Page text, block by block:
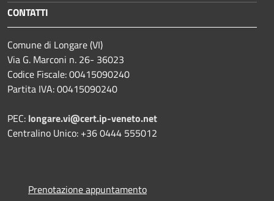
CONTATTI
Comune di Longare (VI)
Via G. Marconi n. 26- 36023
Codice Fiscale: 00415090240
Partita IVA: 00415090240
PEC: longare.vi@cert.ip-veneto.net
Centralino Unico: +36 0444 555012
Prenotazione appuntamento